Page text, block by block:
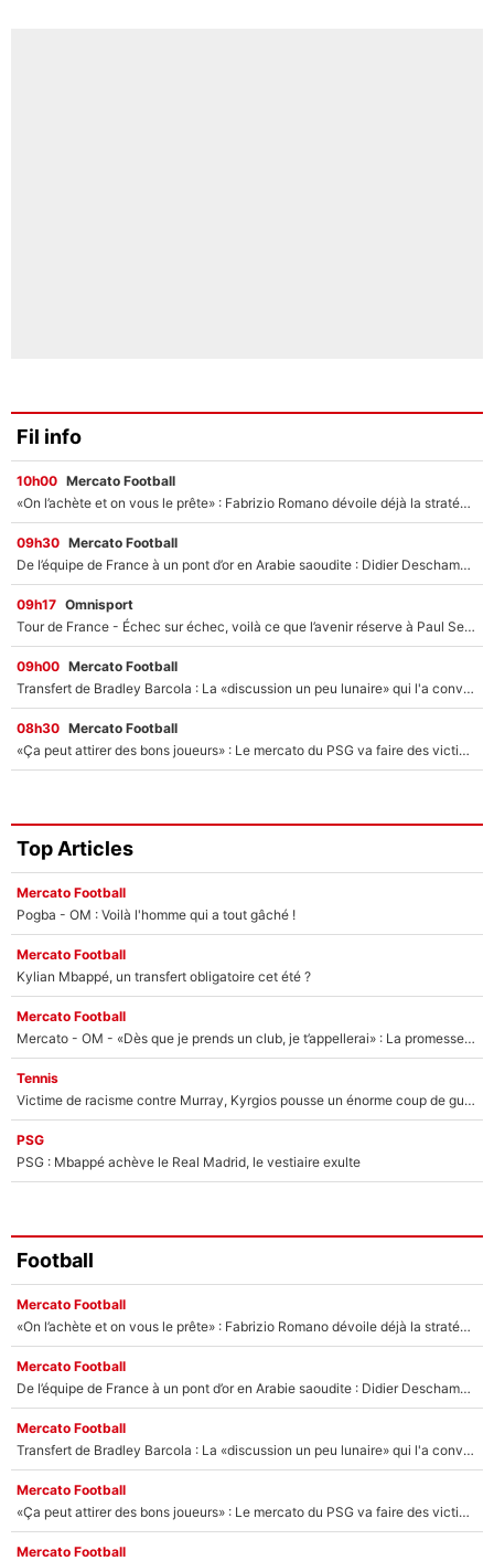
Fil info
10h00 Mercato Football
«On l’achète et on vous le prête» : Fabrizio Romano dévoile déjà la stratégie du PSG avec le transfert de Zion Suzuki !
09h30 Mercato Football
De l’équipe de France à un pont d’or en Arabie saoudite : Didier Deschamps a donné sa réponse !
09h17 Omnisport
Tour de France - Échec sur échec, voilà ce que l’avenir réserve à Paul Seixas : «Tant qu’il y aura un Pogacar comme celui-là...»
09h00 Mercato Football
Transfert de Bradley Barcola : La «discussion un peu lunaire» qui l'a convaincu de quitter le PSG, son entourage est pointé du doigt
08h30 Mercato Football
«Ça peut attirer des bons joueurs» : Le mercato du PSG va faire des victimes dans l'effectif de Luis Enrique ?
Top Articles
Mercato Football
Pogba - OM : Voilà l'homme qui a tout gâché !
Mercato Football
Kylian Mbappé, un transfert obligatoire cet été ?
Mercato Football
Mercato - OM - «Dès que je prends un club, je t’appellerai» : La promesse de Marcelino au moment de claquer la porte
Tennis
Victime de racisme contre Murray, Kyrgios pousse un énorme coup de gueule !
PSG
PSG : Mbappé achève le Real Madrid, le vestiaire exulte
Football
Mercato Football
«On l’achète et on vous le prête» : Fabrizio Romano dévoile déjà la stratégie du PSG avec le transfert de Zion Suzuki !
Mercato Football
De l’équipe de France à un pont d’or en Arabie saoudite : Didier Deschamps a donné sa réponse !
Mercato Football
Transfert de Bradley Barcola : La «discussion un peu lunaire» qui l'a convaincu de quitter le PSG, son entourage est pointé du doigt
Mercato Football
«Ça peut attirer des bons joueurs» : Le mercato du PSG va faire des victimes dans l'effectif de Luis Enrique ?
Mercato Football